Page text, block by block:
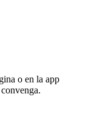
o en la app